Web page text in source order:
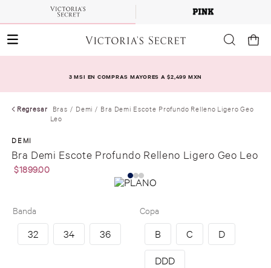
3 MSI EN COMPRAS MAYORES A $2,499 MXN
Regresar Bras Demi
Bra Demi Escote Profundo Relleno Ligero Geo
Leo
DEMI
Bra Demi Escote Profundo Relleno Ligero Geo Leo
$1899.00
Copa
B C
D
DDD
Banda
32 34 36